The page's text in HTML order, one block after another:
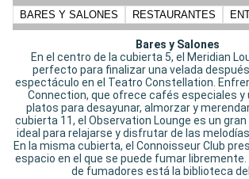
BARES Y SALONES RESTAURANTES
Bares y Salones
En el centro de la cubierta 5, el Meridian
perfecto para finalizar una velada
espectáculo en el Teatro Constellation.
Connection, que ofrece cafés especiales y
platos para desayunar, almorzar y
cubierta 11, el Observation Lounge es un
ideal para relajarse y disfrutar de las
En la misma cubierta, el Connoisseur Club
espacio en el que se puede fumar
de fumadores está la biblioteca